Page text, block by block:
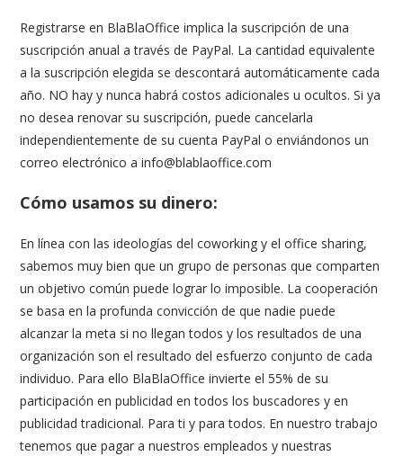
Registrarse en BlaBlaOffice implica la suscripción de una
suscripción anual a través de PayPal. La cantidad equivalente
a la suscripción elegida se descontará automáticamente cada
año. NO hay y nunca habrá costos adicionales u ocultos. Si ya
no desea renovar su suscripción, puede cancelarla
independientemente de su cuenta PayPal o enviándonos un
correo electrónico a info@blablaoffice.com
Cómo usamos su dinero:
En línea con las ideologías del coworking y el office sharing,
sabemos muy bien que un grupo de personas que comparten
un objetivo común puede lograr lo imposible. La cooperación
se basa en la profunda convicción de que nadie puede
alcanzar la meta si no llegan todos y los resultados de una
organización son el resultado del esfuerzo conjunto de cada
individuo. Para ello BlaBlaOffice invierte el 55% de su
participación en publicidad en todos los buscadores y en
publicidad tradicional. Para ti y para todos. En nuestro trabajo
tenemos que pagar a nuestros empleados y nuestras